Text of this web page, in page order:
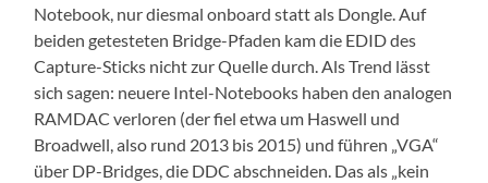
Notebook, nur diesmal onboard statt als Dongle. Auf
beiden getesteten Bridge-Pfaden kam die EDID des
Capture-Sticks nicht zur Quelle durch. Als Trend lässt
sich sagen: neuere Intel-Notebooks haben den analogen
RAMDAC verloren (der fiel etwa um Haswell und
Broadwell, also rund 2013 bis 2015) und führen „VGA“
über DP-Bridges, die DDC abschneiden. Das als „kein